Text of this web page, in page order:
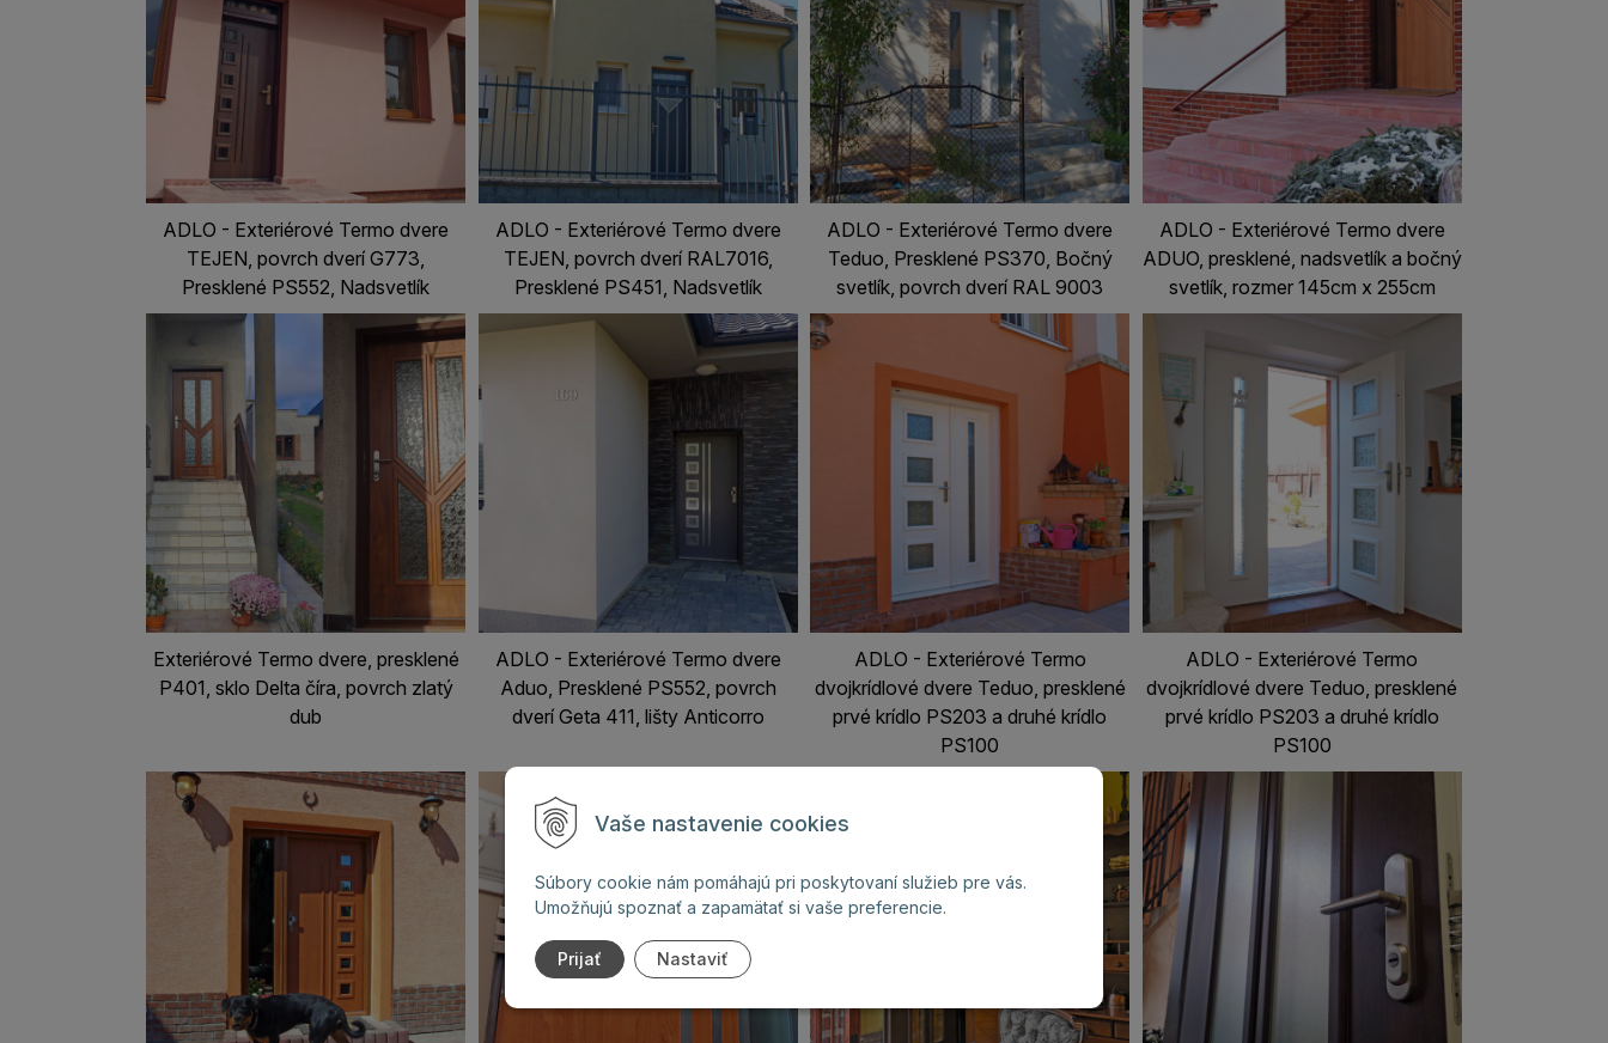
Vaše nastavenie cookies
Súbory cookie nám pomáhajú pri poskytovaní služieb pre vás.
Umožňujú spoznať a zapamätať si vaše preferencie.
Prijať Nastaviť
ADLO - Exteriérové Termo dvere
TEJEN, povrch dverí G773,
Presklené PS552, Nadsvetlík
ADLO - Exteriérové Termo dvere
TEJEN, povrch dverí RAL7016,
Presklené PS451, Nadsvetlík
ADLO - Exteriérové Termo dvere
Teduo, Presklené PS370, Bočný
svetlík, povrch dverí RAL 9003
ADLO - Exteriérové Termo dvere
ADUO, presklené, nadsvetlík a bočný
svetlík, rozmer 145cm x 255cm
Exteriérové Termo dvere, presklené
P401, sklo Delta číra, povrch zlatý
dub
ADLO - Exteriérové Termo dvere
Aduo, Presklené PS552, povrch
dverí Geta 411, lišty Anticorro
ADLO - Exteriérové Termo
dvojkrídlové dvere Teduo, presklené
prvé krídlo PS203 a druhé krídlo
PS100
ADLO - Exteriérové Termo
dvojkrídlové dvere Teduo, presklené
prvé krídlo PS203 a druhé krídlo
PS100